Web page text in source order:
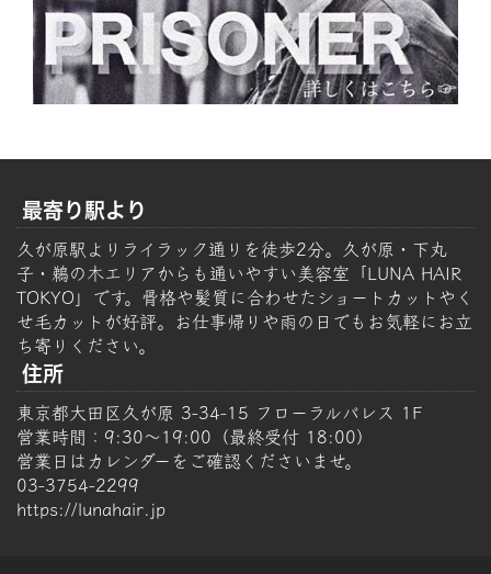
最寄り駅より
久が原駅よりライラック通りを徒歩2分。久が原・下丸
子・鵜の木エリアからも通いやすい美容室「LUNA HAIR
TOKYO」です。骨格や髪質に合わせたショートカットやく
せ毛カットが好評。お仕事帰りや雨の日でもお気軽にお立
ち寄りください。
住所
東京都大田区久が原 3-34-15 フローラルパレス 1F
営業時間：9:30～19:00（最終受付 18:00）
営業日はカレンダーをご確認くださいませ。
03-3754-2299
https://lunahair.jp